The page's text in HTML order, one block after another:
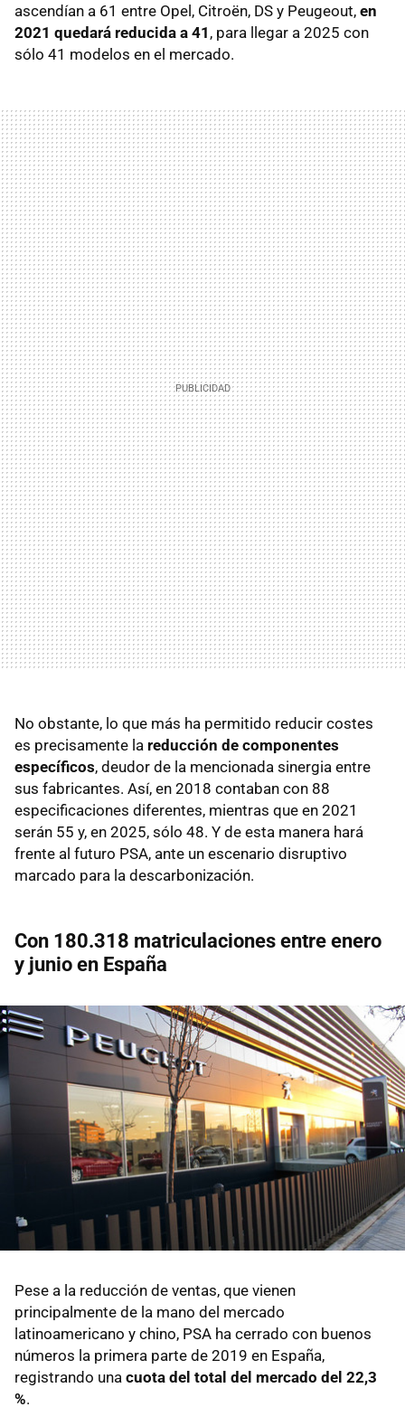
ascendían a 61 entre Opel, Citroën, DS y Peugeout, en
2021 quedará reducida a 41 , para llegar a 2025 con
sólo 41 modelos en el mercado.
No obstante, lo que más ha permitido reducir costes
es precisamente la reducción de componentes
específicos, deudor de la mencionada sinergia entre
sus fabricantes. Así, en 2018 contaban con 88
especificaciones diferentes, mientras que en 2021
serán 55 y, en 2025, sólo 48. Y de esta manera hará
frente al futuro PSA, ante un escenario disruptivo
marcado para la descarbonización.
Con 180.318 matriculaciones entre enero
y junio en España
Pese a la reducción de ventas, que vienen
principalmente de la mano del mercado
latinoamericano y chino, PSA ha cerrado con buenos
números la primera parte de 2019 en España,
registrando una cuota del total del mercado del 22,3
%.